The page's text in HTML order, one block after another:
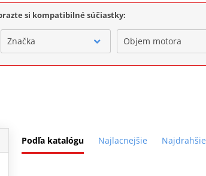
si kompatibilné súčiastky:
Značka Objem motora
Podľa katalógu Najlacnejšie Najdrahšie